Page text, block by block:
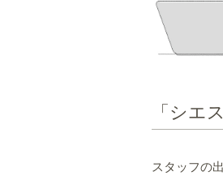
「シエ
スタッフの